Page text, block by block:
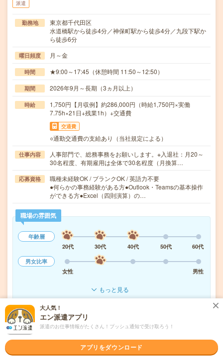
派遣
勤務地
東京都千代田区
水道橋駅から徒歩4分／神保町駅から徒歩4分／九段下駅か
ら徒歩6分
曜日頻度 月～金
時間 ★9:00～17:45（休憩時間 11:50～12:50）
期間 2026年9月～長期（3ヵ月以上）
時給
1,750円【月収例】約286,000円（時給1,750円×実働
7.75h×21日+残業1h）+交通費
交通費
○通勤交通費の支給あり（当社規定による）
仕事内容
人事部門で、総務事務をお願いします。※入退社：月20～
30名程度、有期雇用は全体で30名程度（月換算…
応募資格
職種未経験OK / ブランクOK / 英語力不要
●何らかの事務経験がある方●Outlook・Teamsの基本操作
ができる方●Excel（四則演算）の…
職場の雰囲気
年齢層
20代
30代 40代 50代
60代
男女比率
女性
男性
もっと見る
気になる!
派遣会社 ヒューマンリソシア株式会社
大人気！
エン派遣アプリ
派遣のお仕事情報がたくさん！プッシュ通知で受け取ろう！
アプリをダウンロード